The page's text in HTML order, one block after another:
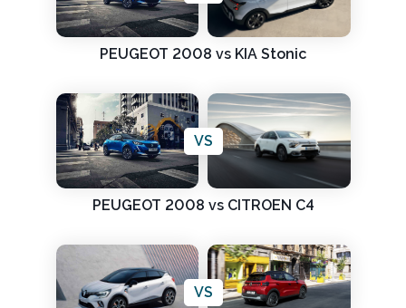
PEUGEOT 2008 vs KIA Stonic
VS
PEUGEOT 2008 vs CITROEN C4
VS